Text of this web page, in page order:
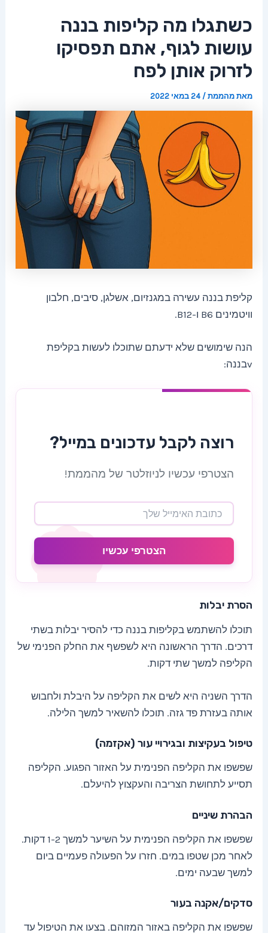
כשתגלו מה קליפות בננה
עושות לגוף, אתם תפסיקו
לזרוק אותן לפח
מאתמהממת/24 במאי 2022
קליפת בננה עשירה במגנזיום, אשלגן, סיבים, חלבון
וויטמינים B6 ו-B12.
הנה שימושים שלא ידעתם שתוכלו לעשות בקליפת
vבננה:
רוצה לקבל עדכונים במייל?
הצטרפי עכשיו לניוזלטר של מהממת!
הצטרפי עכשיו
הסרת יבלות
תוכלו להשתמש בקליפות בננה כדי להסיר יבלות בשתי
דרכים. הדרך הראשונה היא לשפשף את החלק הפנימי של
הקליפה למשך שתי דקות.
הדרך השניה היא לשים את הקליפה על היבלת ולחבוש
אותה בעזרת פד גזה. תוכלו להשאיר למשך הלילה.
טיפול בעקיצות ובגירויי עור (אקזמה)
שפשפו את הקליפה הפנימית על האזור הפגוע. הקליפה
תסייע לתחושת הצריבה והעקצוץ להיעלם.
הבהרת שיניים
שפשפו את הקליפה הפנימית על השיער למשך 1-2 דקות.
לאחר מכן שטפו במים. חזרו על הפעולה פעמיים ביום
למשך שבעה ימים.
סדקים/אקנה בעור
שפשפו את הקליפה באזור המזוהם. בצעו את הטיפול עד